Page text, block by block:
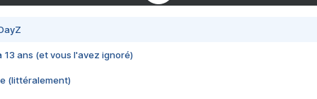
13 ans (et vous l'avez ignoré)
(littéralement)